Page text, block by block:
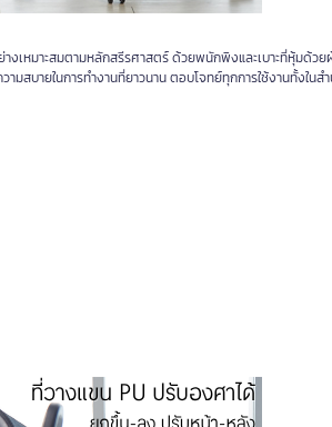
งเหมาะสมตามหลักสรีรศาสตร์ ด้วยพนักพิงและเบาะที่หุ้มด้วย
สบายในการทำงานที่ยาวนาน ตอบโจทย์ทุกการใช้งานทั้งในส